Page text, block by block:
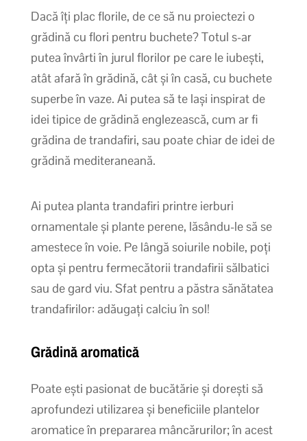
Dacă îți plac florile, de ce să nu proiectezi o
grădină cu flori pentru buchete? Totul s-ar
putea învârti în jurul florilor pe care le iubești,
atât afară în grădină, cât și în casă, cu buchete
superbe în vaze. Ai putea să te lași inspirat de
idei tipice de grădină englezească, cum ar fi
grădina de trandafiri, sau poate chiar de idei de
grădină mediteraneană.
Ai putea planta trandafiri printre ierburi
ornamentale și plante perene, lăsându-le să se
amestece în voie. Pe lângă soiurile nobile, poți
opta și pentru fermecătorii trandafirii sălbatici
sau de gard viu. Sfat pentru a păstra sănătatea
trandafirilor: adăugați calciu în sol!
Grădină aromatică
Poate ești pasionat de bucătărie și dorești să
aprofundezi utilizarea și beneficiile plantelor
aromatice în prepararea mâncărurilor; în acest